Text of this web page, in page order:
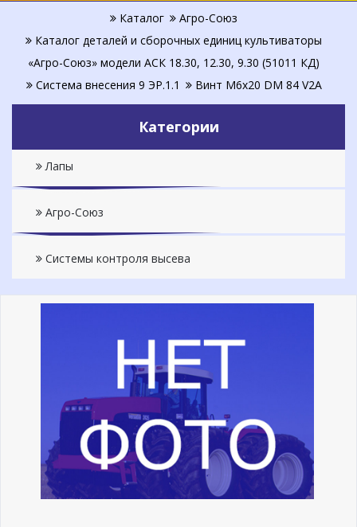
Каталог
Агро-Союз
Каталог деталей и сборочных единиц культиваторы
«Агро-Союз» модели АСК 18.30, 12.30, 9.30 (51011 КД)
Система внесения 9 ЭР.1.1
Винт М6х20 DM 84 V2A
Категории
Лапы
Агро-Союз
Системы контроля высева